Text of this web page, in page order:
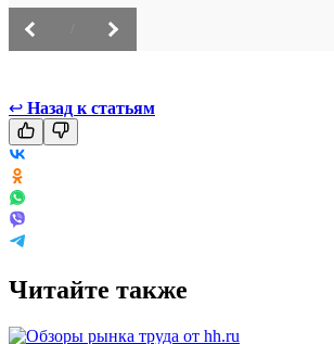
↩ Назад к статьям
Читайте также